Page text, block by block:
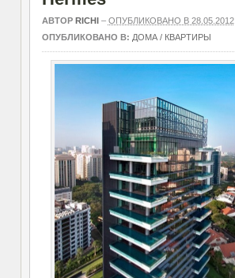
АВТОР RICHI– ОПУБЛИКОВАНО В 28.05.2012
ОПУБЛИКОВАНО В: ДОМА / КВАРТИРЫ